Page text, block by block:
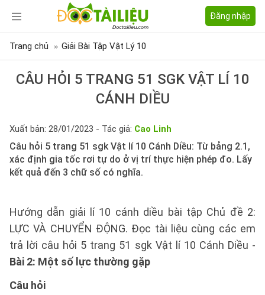
Đăng nhập
Trang chủ Giải Bài Tập Vật Lý 10
CÂU HỎI 5 TRANG 51 SGK VẬT LÍ 10
CÁNH DIỀU
Xuất bản: 28/01/2023 - Tác giả: Cao Linh
Câu hỏi 5 trang 51 sgk Vật lí 10 Cánh Diều: Từ bảng 2.1,
xác định gia tốc rơi tự do ở vị trí thực hiện phép đo. Lấy
kết quả đến 3 chữ số có nghĩa.
Hướng dẫn giải lí 10 cánh diều bài tập Chủ đề 2:
LỰC VÀ CHUYỂN ĐỘNG. Đọc tài liệu cùng các em
trả lời câu hỏi 5 trang 51 sgk Vật lí 10 Cánh Diều -
Bài 2: Một số lực thường gặp
Câu hỏi